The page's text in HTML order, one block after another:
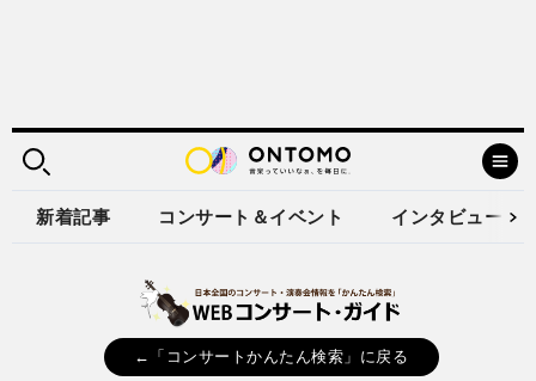
新着記事 コンサート＆イベント インタビュー
←「コンサートかんたん検索」に戻る